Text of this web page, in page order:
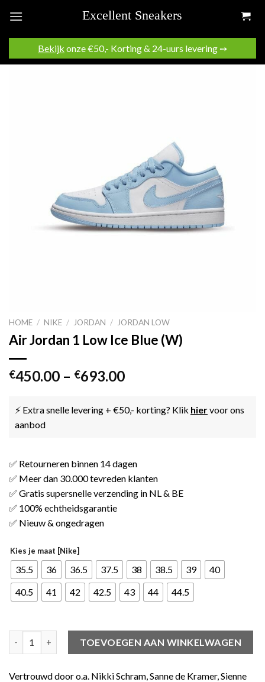
content
Bekijk onze €50,- Korting & 24-uurs levering ➙
HOME / NIKE / JORDAN / JORDAN LOW
Air Jordan 1 Low Ice Blue (W)
€450.00 – €693.00
⚡ Extra snelle levering + €50,- korting? Klik hiervoor ons
aanbod
✅ Retourneren binnen 14 dagen
✅ Meer dan 30.000 tevreden klanten
✅ Gratis supersnelle verzending in NL & BE
✅ 100% echtheidsgarantie
✅ Nieuw & ongedragen
Kies je maat [Nike]
35.5 36 36.5 37.5 38 38.5 39
40
40.5
41 42 42.5 43 44 44.5
TOEVOEGEN AAN WINKELWAGEN
Vertrouwd door o.a. Nikki Schram, Sanne de Kramer, Sienne